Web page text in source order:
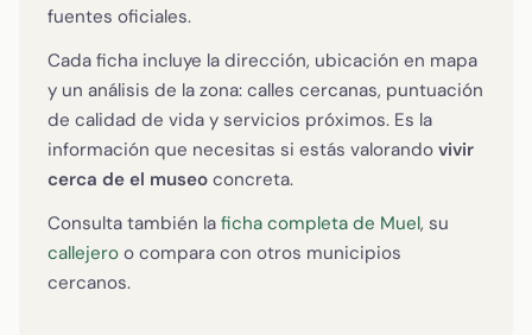
fuentes oficiales.
Cada ficha incluye la dirección, ubicación en mapa
y un análisis de la zona: calles cercanas, puntuación
de calidad de vida y servicios próximos. Es la
información que necesitas si estás valorando vivir
cerca de el museo concreta.
Consulta también la ficha completa de Muel, su
callejero o compara con otros municipios
cercanos.